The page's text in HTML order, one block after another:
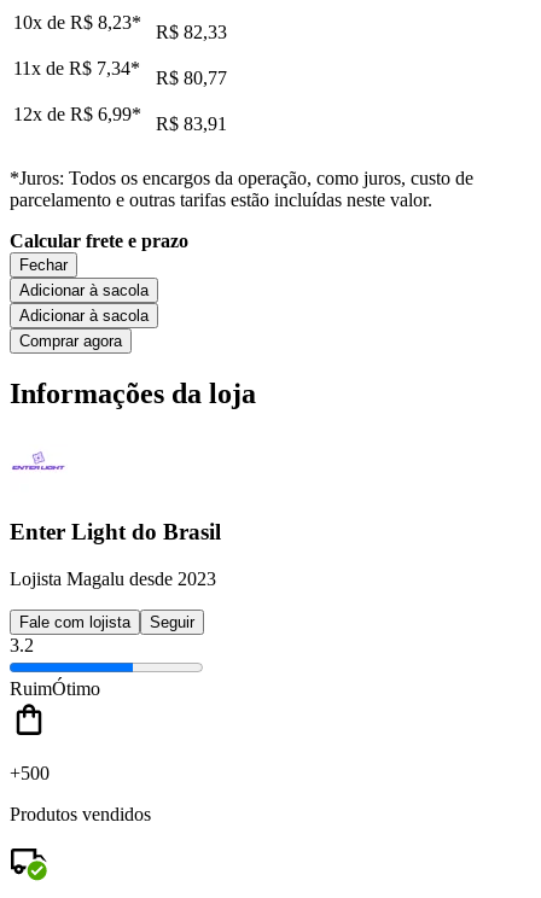
10x de R$ 8,23*
R$ 82,33
11x de R$ 7,34*
R$ 80,77
12x de R$ 6,99* R$ 83,91
*Juros: Todos os encargos da operação, como juros, custo de
parcelamento e outras tarifas estão incluídas neste valor.
Calcular frete e prazo
Fechar
Adicionar à sacola
Adicionar à sacola
Comprar agora
Informações da loja
Enter Light do Brasil
Lojista Magalu desde 2023
Fale com lojista Seguir
3.2
RuimÓtimo
+500
Produtos vendidos